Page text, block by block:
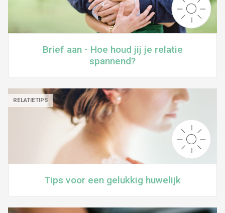
Brief aan - Hoe houd jij je relatie
spannend?
RELATIETIPS
Tips voor een gelukkig huwelijk